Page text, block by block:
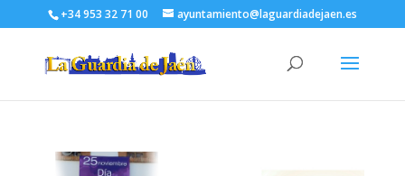
+34 953 32 71 00 ayuntamiento@laguardiadejaen.es